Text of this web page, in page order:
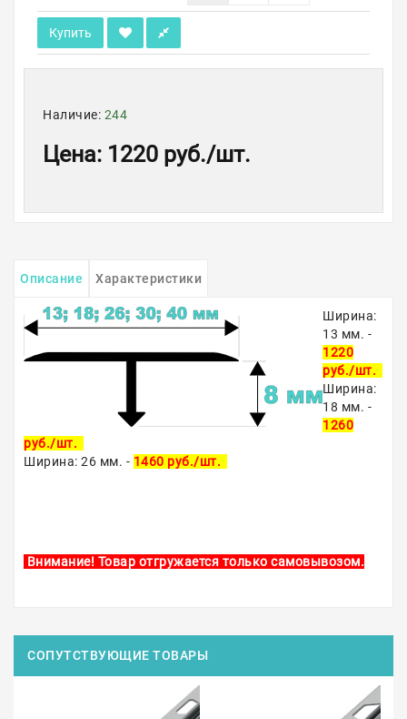
Купить
Наличие: 244
Цена: 1220 руб./шт.
Описание Характеристики
Ширина:
13 мм. -
1220
руб./шт.
Ширина:
18 мм. -
1260
руб./шт.
Ширина: 26 мм. - 1460 руб./шт.
Внимание! Товар отгружается только самовывозом.
СОПУТСТВУЮЩИЕ ТОВАРЫ